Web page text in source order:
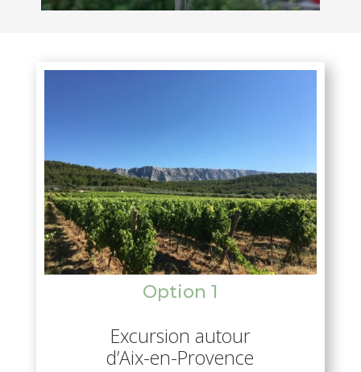
Option 1
Excursion autour
d’Aix-en-Provence